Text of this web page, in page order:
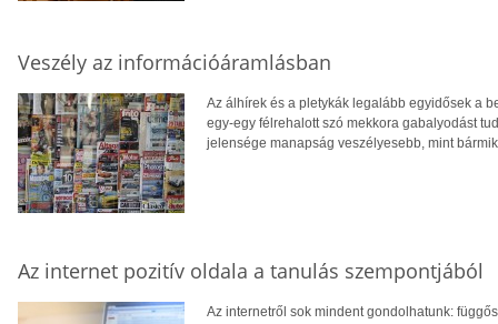
Veszély az információáramlásban
Az álhírek és a pletykák legalább egyidősek a
egy-egy félrehalott szó mekkora gabalyodást
jelensége manapság veszélyesebb, mint
Az internet pozitív oldala a tanulás szempontjából
Az internetről sok mindent gondolhatunk: